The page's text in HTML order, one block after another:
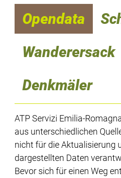
Opendata
Wanderersack
Denkmäler
ATP Servizi Emilia-
aus unterschiedlichen
nicht für die Aktualisierung
dargestellten Daten
Bevor sich für einen Weg